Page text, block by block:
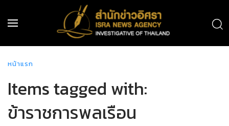
หน้าแรก
Items tagged with:
ข้าราชการพลเรือน